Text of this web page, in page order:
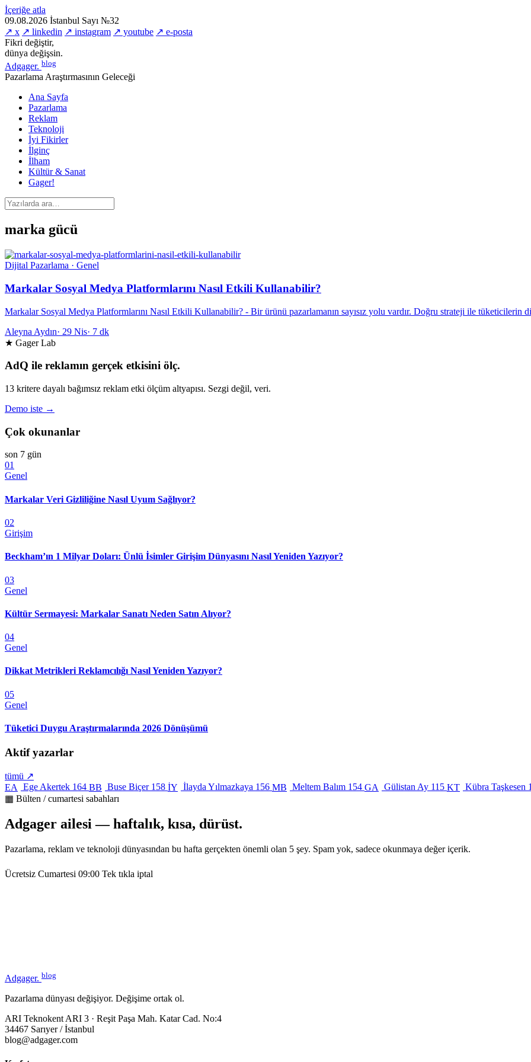
İçeriğe atla
09.08.2026 İstanbul Sayı №32
↗ x ↗ linkedin ↗ instagram ↗ youtube ↗ e-posta
Fikri değiştir,
dünya değişsin.
Adgager. blog
Pazarlama Araştırmasının Geleceği
Ana Sayfa
Pazarlama
Reklam
Teknoloji
İyi Fikirler
İlginç
İlham
Kültür & Sanat
Gager!
marka gücü
Dijital Pazarlama · Genel
Markalar Sosyal Medya Platformlarını Nasıl Etkili Kullanabilir?
Markalar Sosyal Medya Platformlarını Nasıl Etkili Kullanabilir? - Bir ürünü pazarlamanın sayısız yolu vardır. Doğru strateji ile
Aleyna Aydın· 29 Nis· 7 dk
★ Gager Lab
AdQ ile reklamın gerçek etkisini ölç.
13 kritere dayalı bağımsız reklam etki ölçüm altyapısı. Sezgi değil, veri.
Demo iste →
Çok okunanlar
son 7 gün
01
Genel
Markalar Veri Gizliliğine Nasıl Uyum Sağlıyor?
02
Girişim
Beckham’ın 1 Milyar Doları: Ünlü İsimler Girişim Dünyasını Nasıl Yeniden Yazıyor?
03
Genel
Kültür Sermayesi: Markalar Sanatı Neden Satın Alıyor?
04
Genel
Dikkat Metrikleri Reklamcılığı Nasıl Yeniden Yazıyor?
05
Genel
Tüketici Duygu Araştırmalarında 2026 Dönüşümü
Aktif yazarlar
tümü ↗
EA
Ege Akertek 164 BB Buse Biçer 158 İY İlayda Yılmazkaya 156 MB Meltem Balım 154 GA Gülistan Ay 115 KT Kübra Taşkesen
▦ Bülten / cumartesi sabahları
Adgager ailesi — haftalık, kısa, dürüst.
Pazarlama, reklam ve teknoloji dünyasından bu hafta gerçekten önemli olan 5 şey. Spam yok, sadece okunmaya değer içerik.
Ücretsiz Cumartesi 09:00 Tek tıkla iptal
Adgager. blog
Pazarlama dünyası değişiyor. Değişime ortak ol.
ARI Teknokent ARI 3 · Reşit Paşa Mah. Katar Cad. No:4
34467 Sarıyer / İstanbul
blog@adgager.com